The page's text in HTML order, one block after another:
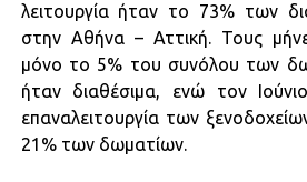
λειτουργία ήταν το 73% των
στην Αθήνα – Αττική. Τους
μόνο το 5% του συνόλου των
ήταν διαθέσιμα, ενώ τον
επαναλειτουργία των
21% των δωματίων.